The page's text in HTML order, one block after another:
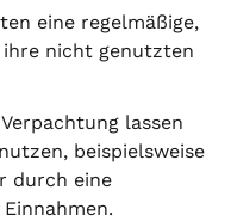
eine regelmäßige,
nicht genutzten
lassen
beispielsweise
durch eine